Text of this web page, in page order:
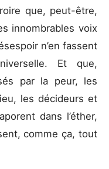
que, peut-être,
innombrables voix
n’en fassent
Et que,
par la peur, les
les décideurs et
dans l’éther,
comme ça, tout